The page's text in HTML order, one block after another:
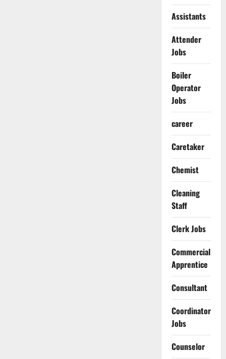
Assistants
Attender
Jobs
Boiler
Operator
Jobs
career
Caretaker
Chemist
Cleaning
Staff
Clerk Jobs
Commercial
Apprentice
Consultant
Coordinator
Jobs
Counselor